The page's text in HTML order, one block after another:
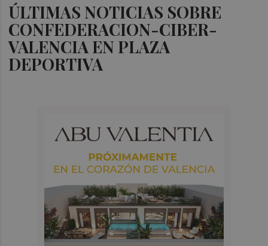
ÚLTIMAS NOTICIAS SOBRE
CONFEDERACION-CIBER-
VALENCIA EN PLAZA
DEPORTIVA